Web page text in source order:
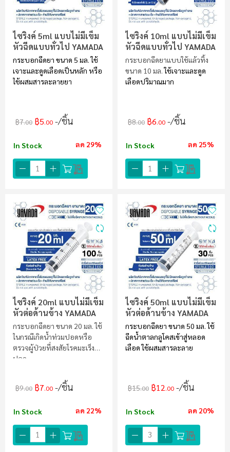
ไซริงค์ 5ml แบบไม่มีเข็ม
หัวฉีดแบบทั่วไป YAMADA
กระบอกฉีดยา ขนาด 5 มล. ใช้
เจาะและดูดเลือดเป็นหลัก หรือ
ใช้ผสมสารละลายยา
฿7.00 ฿5.00 /ชิ้น
In Stock ลด 29%
ไซริงค์ 10ml แบบไม่มีเข็ม
หัวฉีดแบบทั่วไป YAMADA
กระบอกฉีดยาแบบใช้แล้วทิ้ง
ขนาด 10 มล.ใช้เจาะและดูด
เลือดปริมาณมาก
฿8.00 ฿6.00 /ชิ้น
In Stock ลด 25%
ไซริงค์ 20ml แบบไม่มีเข็ม
หัวต่อด้านข้าง YAMADA
กระบอกฉีดยา ขนาด 20 มล. ใช้
ในกรณีเกิดน้ำท่วมปอดหรือ
ตรวจผู้ป่วยที่สงสัยโรคมะเร็ง
ปอด
฿9.00 ฿7.00 /ชิ้น
In Stock ลด 22%
ไซริงค์ 50ml แบบไม่มีเข็ม
หัวต่อด้านข้าง YAMADA
กระบอกฉีดยา ขนาด 50 มล. ใช้
ฉีดน้ำตาลกลูโคสเข้าสู่หลอด
เลือด ใช้ผสมสารละลาย
฿15.00 ฿12.00 /ชิ้น
In Stock ลด 20%